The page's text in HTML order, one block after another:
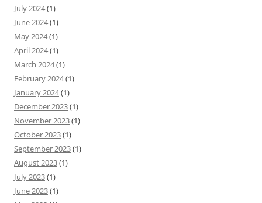
July 2024(1)
June 2024(1)
May 2024(1)
April 2024(1)
March 2024(1)
February 2024(1)
January 2024(1)
December 2023(1)
November 2023(1)
October 2023(1)
September 2023(1)
August 2023(1)
July 2023(1)
June 2023(1)